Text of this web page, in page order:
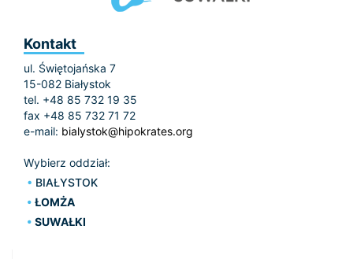
Kontakt
ul. Świętojańska 7
15-082 Białystok
tel. +48 85 732 19 35
fax +48 85 732 71 72
e-mail: bialystok@hipokrates.org
Wybierz oddział:
BIAŁYSTOK
ŁOMŻA
SUWAŁKI